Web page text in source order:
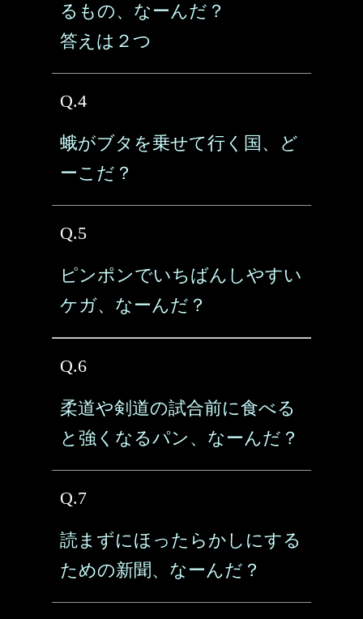
るもの、なーんだ？
答えは２つ
Q.4
蛾がブタを乗せて行く国、ど
ーこだ？
Q.5
ピンポンでいちばんしやすい
ケガ、なーんだ？
Q.6
柔道や剣道の試合前に食べる
と強くなるパン、なーんだ？
Q.7
読まずにほったらかしにする
ための新聞、なーんだ？